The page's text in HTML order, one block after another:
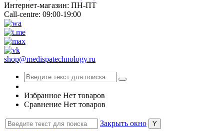
Интернет-магазин: ПН-ПТ
Call-centre: 09:00-19:00
shop@medispatechnology.ru
Избранное Нет товаров
Сравнение Нет товаров
Закрыть окно